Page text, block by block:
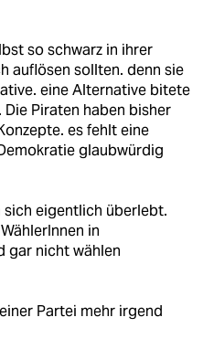
so schwarz in ihrer
auflösen sollten. denn sie
eine Alternative bitete
Piraten haben bisher
es fehlt eine
glaubwürdig
sich eigentlich überlebt.
in
gar nicht wählen
Partei mehr irgend